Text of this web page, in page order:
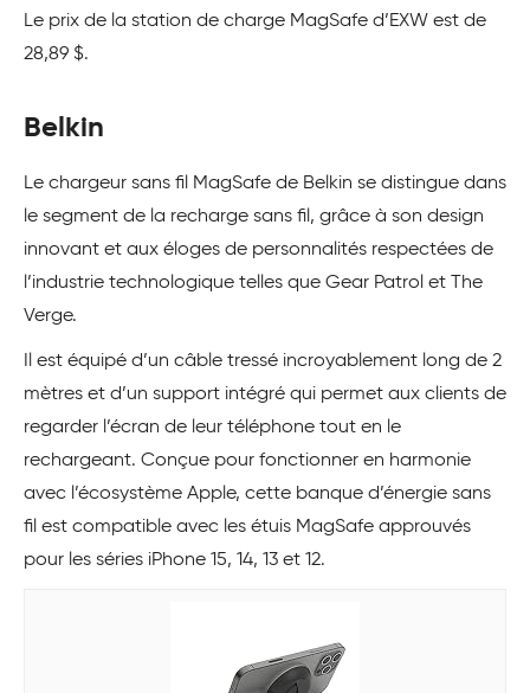
Le prix de la station de charge MagSafe d’EXW est de
28,89 $.
Belkin
Le chargeur sans fil MagSafe de Belkin se distingue dans
le segment de la recharge sans fil, grâce à son design
innovant et aux éloges de personnalités respectées de
l’industrie technologique telles que Gear Patrol et The
Verge.
Il est équipé d’un câble tressé incroyablement long de 2
mètres et d’un support intégré qui permet aux clients de
regarder l’écran de leur téléphone tout en le
rechargeant. Conçue pour fonctionner en harmonie
avec l’écosystème Apple, cette banque d’énergie sans
fil est compatible avec les étuis MagSafe approuvés
pour les séries iPhone 15, 14, 13 et 12.